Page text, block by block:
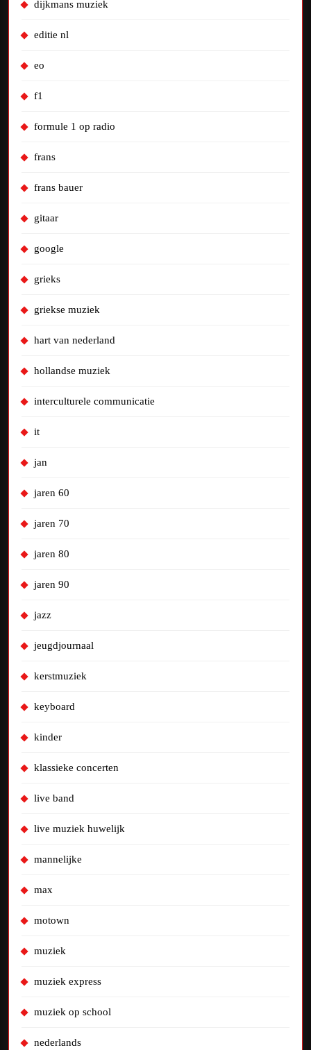
dijkmans muziek
editie nl
eo
f1
formule 1 op radio
frans
frans bauer
gitaar
google
grieks
griekse muziek
hart van nederland
hollandse muziek
interculturele communicatie
it
jan
jaren 60
jaren 70
jaren 80
jaren 90
jazz
jeugdjournaal
kerstmuziek
keyboard
kinder
klassieke concerten
live band
live muziek huwelijk
mannelijke
max
motown
muziek
muziek express
muziek op school
nederlands